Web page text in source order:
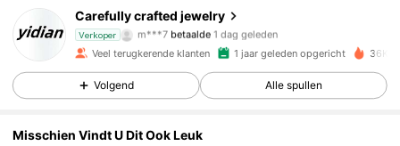
Carefully crafted jewelry
Verkoper
4.90
1.8K Volgers
m***7 betaalde 1 dag geleden
Veel terugkerende klanten 1 jaar geleden opgericht 36K+
Volgend Alle spullen
Misschien Vindt U Dit Ook Leuk